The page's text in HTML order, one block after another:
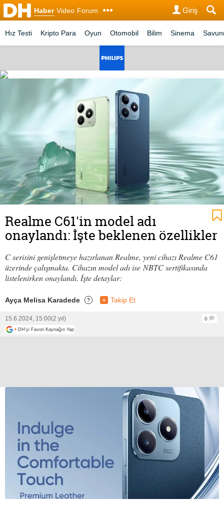
Haber Video Forum Giriş
Hız Testi Kripto Para Oyun Otomobil Bilim Sinema
Realme C61'in model adı
onaylandı: İşte beklenen özellikler
C serisini genişletmeye hazırlanan Realme, yeni cihazı Realme C61
üzerinde çalışmakta. Cihazın model adı ise NBTC sertifikasında
listelenirken onaylandı. İşte detaylar:
Ayça Melisa Karadede ? + Takip Et
15.6.2024, 15:00(2 yıl)
0
+ DH'yi Favori Kaynağın Yap